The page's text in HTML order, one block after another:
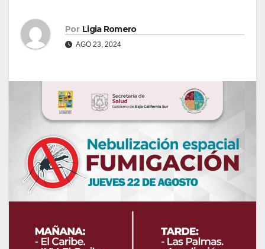
Por Ligia Romero
AGO 23, 2024